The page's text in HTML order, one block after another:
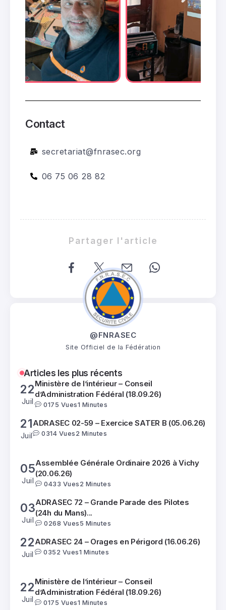
Contact
secretariat@fnrasec.org
06 75 06 28 82
Partager l'article
@FNRASEC
Site Officiel de la Fédération
Articles les plus récents
22ADRASEC 24 – Orages en Périgord (16.06.26)
0352 Vues1 Minutes
314 Vues 2 Minutes
Assemblée Générale Ordinaire 2026 à Vichy
(20.06.26)
2 Minutes
ADRASEC 72 – Grande Parade des Pilotes
(24h du Mans)...
5 Minutes
ADRASEC 24 – Orages en Périgord (16.06.26)
22
Juil
Ministère de l’intérieur – Conseil
d’Administration Fédéral (18.09.26)
0175 Vues1 Minutes
21
Juil
ADRASEC 02-59 – Exercice SATER B (05.06.26)
0 314 Vues 2 Minutes
05
Juil
Assemblée Générale Ordinaire 2026 à Vichy
(20.06.26)
0433 Vues 2 Minutes
03
Juil
ADRASEC 72 – Grande Parade des Pilotes
(24h du Mans)...
0 268 Vues 5 Minutes
22
Juil
ADRASEC 24 – Orages en Périgord (16.06.26)
0 352 Vues1 Minutes
22
Juil
Ministère de l’intérieur – Conseil
d’Administration Fédéral (18.09.26)
0175 Vues1 Minutes